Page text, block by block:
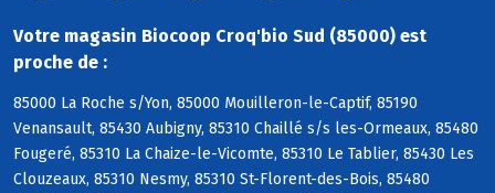
Votre magasin Biocoop Croq'bio Sud (85000) est
proche de :
85000 La Roche s/Yon, 85000 Mouilleron-le-Captif, 85190
Venansault, 85430 Aubigny, 85310 Chaillé s/s les-Ormeaux, 85480
Fougeré, 85310 La Chaize-le-Vicomte, 85310 Le Tablier, 85430 Les
Clouzeaux, 85310 Nesmy, 85310 St-Florent-des-Bois, 85480